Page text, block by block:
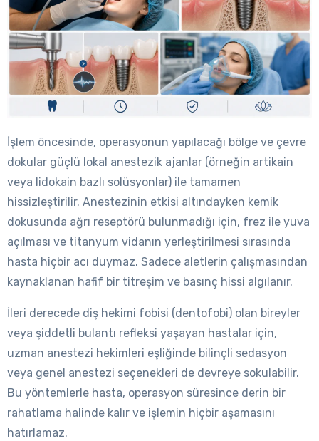
İşlem öncesinde, operasyonun yapılacağı bölge ve çevre
dokular güçlü lokal anestezik ajanlar (örneğin artikain
veya lidokain bazlı solüsyonlar) ile tamamen
hissizleştirilir. Anestezinin etkisi altındayken kemik
dokusunda ağrı reseptörü bulunmadığı için, frez ile yuva
açılması ve titanyum vidanın yerleştirilmesi sırasında
hasta hiçbir acı duymaz. Sadece aletlerin çalışmasından
kaynaklanan hafif bir titreşim ve basınç hissi algılanır.
İleri derecede diş hekimi fobisi (dentofobi) olan bireyler
veya şiddetli bulantı refleksi yaşayan hastalar için,
uzman anestezi hekimleri eşliğinde bilinçli sedasyon
veya genel anestezi seçenekleri de devreye sokulabilir.
Bu yöntemlerle hasta, operasyon süresince derin bir
rahatlama halinde kalır ve işlemin hiçbir aşamasını
hatırlamaz.